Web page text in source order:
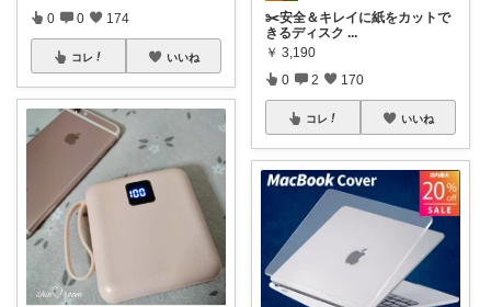
0 0 174
コレ いいね
✂️安全＆キレイに紙をカットで
きるディスク ...
￥ 3,190
0 2 170
コレ いいね